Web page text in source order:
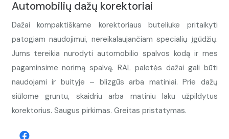
Automobilių dažų korektoriai
Dažai kompaktiškame korektoriaus buteliuke pritaikyti
patogiam naudojimui, nereikalaujančiam specialių įgūdžių.
Jums tereikia nurodyti automobilio spalvos kodą ir mes
pagaminsime norimą spalvą. RAL paletės dažai gali būti
naudojami ir buityje – blizgūs arba matiniai. Prie dažų
siūlome gruntu, skaidriu arba matiniu laku užpildytus
korektorius. Saugus pirkimas. Greitas pristatymas.